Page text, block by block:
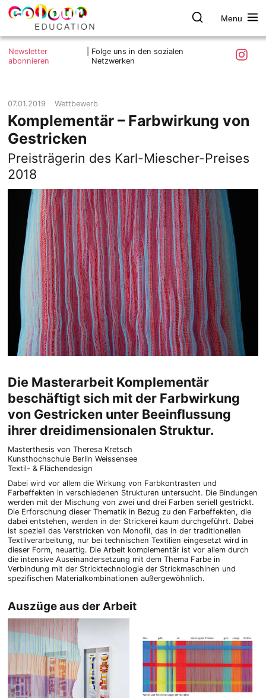
Skip
colour.education
Farbe
entdecken
Menu
Was ist colour.education?
Ziele und Mitmachen
Impressum
Datenschutzerklärung
Newsletter
abonnieren
Folge uns in den sozialen
Netzwerken
07.01.2019 Wettbewerb
Komplementär – Farbwirkung von
Gestricken
Preisträgerin des Karl-Miescher-Preises
2018
Die Masterarbeit Komplementär
beschäftigt sich mit der Farbwirkung
von Gestricken unter Beeinflussung
ihrer dreidimensionalen Struktur.
Masterthesis von Theresa Kretsch
Kunsthochschule Berlin Weissensee
Textil- & Flächendesign
Dabei wird vor allem die Wirkung von Farbkontrasten und
Farbeffekten in verschiedenen Strukturen untersucht. Die Bindungen
werden mit der Mischung von zwei und drei Farben seriell gestrickt.
Die Erforschung dieser Thematik in Bezug zu den Farbeffekten, die
dabei entstehen, werden in der Strickerei kaum durchgeführt. Dabei
ist speziell das Verstricken von Monofil, das in der traditionellen
Textilverarbeitung, nur bei technischen Textilien eingesetzt wird in
dieser Form, neuartig. Die Arbeit komplementär ist vor allem durch
die intensive Auseinandersetzung mit dem Thema Farbe in
Verbindung mit der Stricktechnologie der Strickmaschinen und
spezifischen Materialkombinationen außergewöhnlich.
Auszüge aus der Arbeit